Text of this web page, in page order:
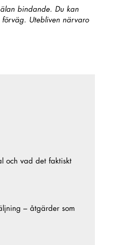
bindande. Du kan
Utebliven närvaro
och vad det faktiskt
– åtgärder som